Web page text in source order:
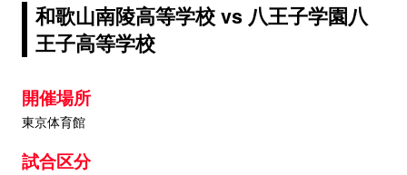
和歌山南陵高等学校 vs 八王子学園八
王子高等学校
開催場所
東京体育館
試合区分